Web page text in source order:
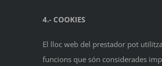
4.- COOKIES
El lloc web del prestador pot
funcions que són considerades